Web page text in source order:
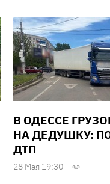
В ОДЕССЕ
НА ДЕДУШКУ:
ДТП
28 Мая 19:30